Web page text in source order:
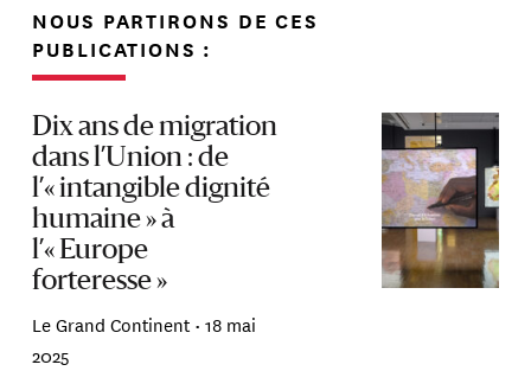
NOUS PARTIRONS DE CES
PUBLICATIONS :
Dix ans de migration
dans l’Union : de
l’« intangible dignité
humaine » à
l’« Europe
forteresse »
Le Grand Continent •18 mai
2025